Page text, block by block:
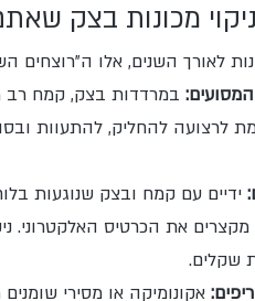
מכונות בצק
לאורך השנים, אלו
במרדדות בצק, קמח
לרצועה להחליק, להתעוות
ידיים עם קמח ובצק שנוגעות
שקלים.
אקונומיקה או מסירי